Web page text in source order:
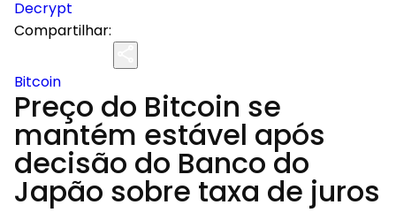
Decrypt
Compartilhar:
Bitcoin
Preço do Bitcoin se
mantém estável após
decisão do Banco do
Japão sobre taxa de juros